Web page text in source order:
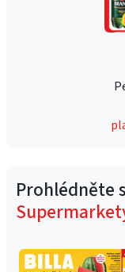
Prohlédněte